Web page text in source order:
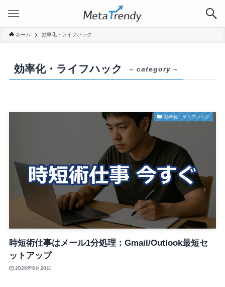
ホーム 効率化・ライフハック
効率化・ライフハック – category –
効率化・ライフハック
時短術仕事はメール1分処理：Gmail/Outlook最短セ
ットアップ
2026年6月20日